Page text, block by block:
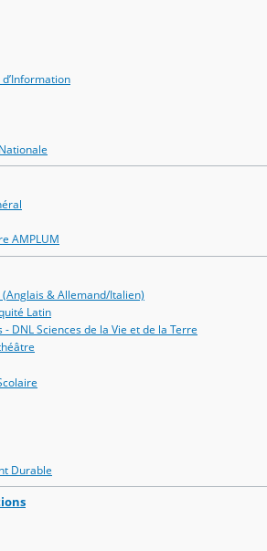
AMPLUM
& Allemand/Italien)
Latin
DNL Sciences de la Vie et de la Terre
Durable